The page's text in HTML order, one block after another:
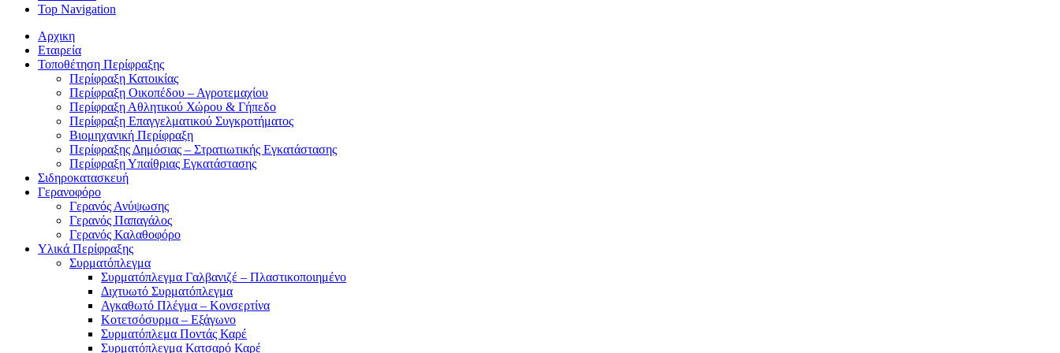
Top Navigation
Αρχικη
Εταιρεία
Τοποθέτηση Περίφραξης
Περίφραξη Κατοικίας
Περίφραξη Οικοπέδου – Αγροτεμαχίου
Περίφραξη Αθλητικού Χώρου & Γήπεδο
Περίφραξη Επαγγελματικού Συγκροτήματος
Βιομηχανική Περίφραξη
Περίφραξης Δημόσιας – Στρατιωτικής Εγκατάστασης
Περίφραξη Υπαίθριας Εγκατάστασης
Σιδηροκατασκευή
Γερανοφόρο
Γερανός Ανύψωσης
Γερανός Παπαγάλος
Γερανός Καλαθοφόρο
Υλικά Περίφραξης
Συρματόπλεγμα
Συρματόπλεγμα Γαλβανιζέ – Πλαστικοποιημένο
Διχτυωτό Συρματόπλεγμα
Αγκαθωτό Πλέγμα – Κονσερτίνα
Κοτετσόσυρμα – Εξάγωνο
Συρματόπλεμα Ποντάς Καρέ
Συρματόπλεγμα Κατσαρό Καρέ